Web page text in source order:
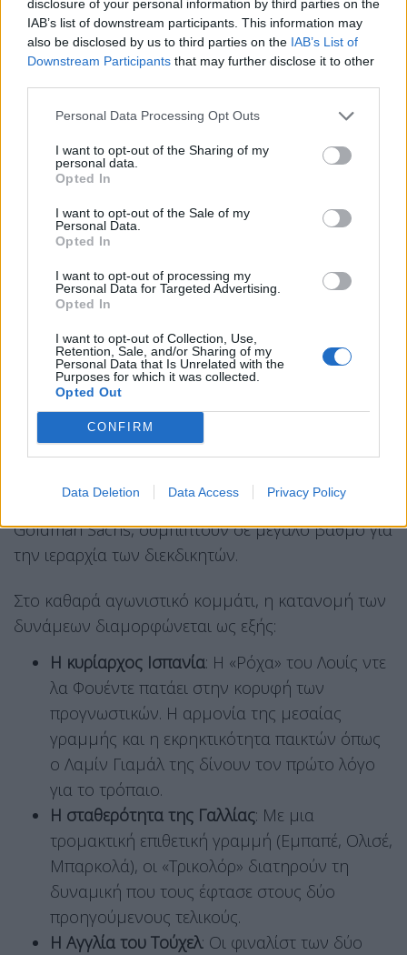
disclosure of your personal information by third parties on the
IAB’s list of downstream participants. This information may
also be disclosed by us to third parties on the IAB’s List of
Downstream Participants that may further disclose it to other
Personal Data Processing Opt Outs
I want to opt-out of the Sharing of my
personal data.
Opted In
I want to opt-out of the Sale of my
Personal Data.
Opted In
I want to opt-out of processing my
Personal Data for Targeted Advertising.
Opted In
I want to opt-out of Collection, Use,
Retention, Sale, and/or Sharing of my
Personal Data that Is Unrelated with the
Purposes for which it was collected.
Opted Out
CONFIRM
Data Deletion Data Access Privacy Policy
αγώνων αναμένεται να επισκιάσει κάθε
οργανωτική κριτική.Η μαγεία του Μουντιάλ
αουτσάιντερ που ανατρέπουν τα προγνωστικά,
στο πάθος των φιλάθλων στις εξέδρες.
Το Παγκόσμιο Κύπελλο του 2026 αποτελεί ένα
τεράστιο ποδοσφαιρικό πείραμα. Μένει να
αποδειχθεί αν θα καταγραφεί στην ιστορία ως το
πιο συμπεριληπτικό και θεαματικό τουρνουά όλων
των εποχών, ή ως μιαχαοτική υπερπαραγωγή που
Η Ισπανία, η Γαλλία και η Αγγλία προβάλουν ως οι
μεγάλες δυνάμεις που θα διεκδικήσουν τα
πρωτεία στα γήπεδα της Βόρειας Αμερικής.
Οι αναλύσεις τωνστοιχηματικών αποδόσεωνκαι
αυτό του υπερυπολογιστή της Opta και της
Goldman Sachs, συμπίπτουν σε μεγάλο βαθμό για
την ιεραρχία των διεκδικητών.
Στο καθαρά αγωνιστικό κομμάτι, η κατανομή των
δυνάμεων διαμορφώνεται ως εξής:
Η κυρίαρχος Ισπανία: Η «Ρόχα» του Λουίς ντε
λα Φουέντε πατάει στην κορυφή των
προγνωστικών. Η αρμονία της μεσαίας
γραμμής και η εκρηκτικότητα παικτών όπως
ο Λαμίν Γιαμάλ της δίνουν τον πρώτο λόγο
για το τρόπαιο.
Η σταθερότητα της Γαλλίας: Με μια
τρομακτική επιθετική γραμμή (Εμπαπέ, Ολισέ,
Μπαρκολά), οι «Τρικολόρ» διατηρούν τη
δυναμική που τους έφτασε στους δύο
προηγούμενους τελικούς.
Η Αγγλία του Τούχελ: Οι φιναλίστ των δύο